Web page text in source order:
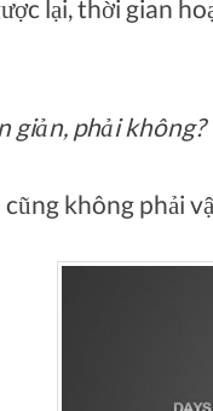
lại, thời gian
giản, phải không?
cũng không phải